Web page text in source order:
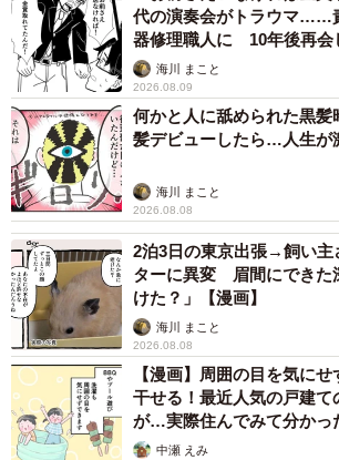
陰で悪口を言う人との友情を気にせず、
さらに親密にしていこうとポジティブな
ギャルちゃん。読者からは「ほんと救わ
ルちゃんみたいな友達が欲しかった」な
あがっています。そんな同作について作
を聞きました。
全てを受け入れる「角煮友達」た
「ハム友達」
ー「豚の角煮」の例えはどのように思い
か？
以前、友達にモヤっとする出来事があり
に相談したときに思いつきました。その
バイスをくれて、「私にはこの子がいれ
代の演奏会がトラウマ……
器修理職人に 10年後再会
思わぬ申し出【漫画】
海川 まこと
2026.08.09
何かと人に舐められた黒
髪デビューしたら…人生が
海川 まこと
2026.08.08
2泊3日の東京出張→飼い主
ターに異変 眉間にできた
けた？」【漫画】
海川 まこと
2026.08.08
【漫画】周囲の目を気に
干せる！最近人気の戸建
が…実際住んでみて分かっ
中瀬 えみ